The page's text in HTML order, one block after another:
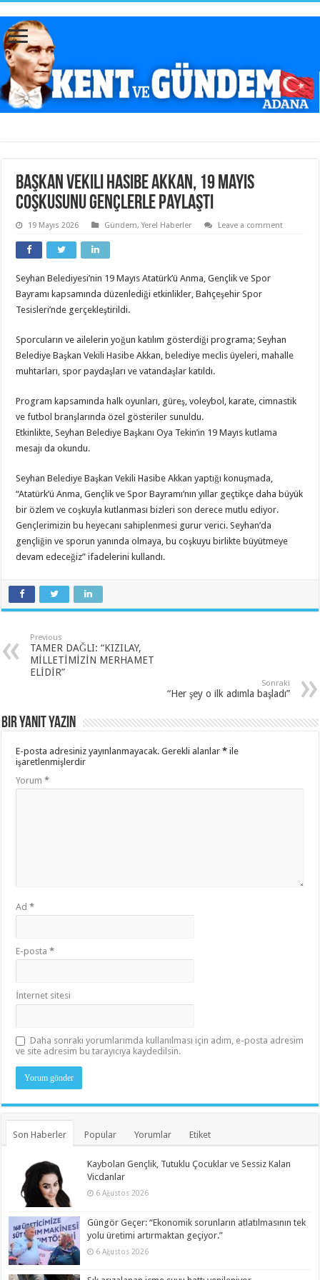
Başkan Vekili Hasibe Akkan, 19 Mayıs
Coşkusunu Gençlerle Paylaştı
19 Mayıs 2026 Gündem,Yerel Haberler Leave a comment
Seyhan Belediyesi’nin 19 Mayıs Atatürk’ü Anma, Gençlik ve Spor
Bayramı kapsamında düzenlediği etkinlikler, Bahçeşehir Spor
Tesisleri’nde gerçekleştirildi.
Sporcuların ve ailelerin yoğun katılım gösterdiği programa; Seyhan
Belediye Başkan Vekili Hasibe Akkan, belediye meclis üyeleri, mahalle
muhtarları, spor paydaşları ve vatandaşlar katıldı.
Program kapsamında halk oyunları, güreş, voleybol, karate, cimnastik
ve futbol branşlarında özel gösteriler sunuldu.
Etkinlikte, Seyhan Belediye Başkanı Oya Tekin’in 19 Mayıs kutlama
mesajı da okundu.
Seyhan Belediye Başkan Vekili Hasibe Akkan yaptığı konuşmada,
“Atatürk’ü Anma, Gençlik ve Spor Bayramı’nın yıllar geçtikçe daha büyük
bir özlem ve coşkuyla kutlanması bizleri son derece mutlu ediyor.
Gençlerimizin bu heyecanı sahiplenmesi gurur verici. Seyhan’da
gençliğin ve sporun yanında olmaya, bu coşkuyu birlikte büyütmeye
devam edeceğiz” ifadelerini kullandı.
Previous
TAMER DAĞLI: “KIZILAY,
MİLLETİMİZİN MERHAMET
ELİDİR”
Sonraki
“Her şey o ilk adımla başladı”
Bir yanıt yazın
E-posta adresiniz yayınlanmayacak. Gerekli alanlar* ile
işaretlenmişlerdir
Yorum*
Ad*
E-posta*
İnternet sitesi
Daha sonraki yorumlarımda kullanılması için adım, e-posta adresim
ve site adresim bu tarayıcıya kaydedilsin.
Son Haberler Popular Yorumlar Etiket
Kaybolan Gençlik, Tutuklu Çocuklar ve Sessiz Kalan
Vicdanlar
6 Ağustos 2026
Güngör Geçer: “Ekonomik sorunların atlatılmasının tek
yolu üretimi artırmaktan geçiyor.”
6 Ağustos 2026